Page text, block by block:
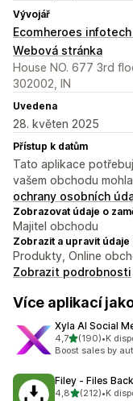
Vývojář
Ecomheroes infotech
Webová stránka
House NO. 677 3rd
302002, IN
Uvedena
28. květen 2025
Přístup k datům
Tato aplikace
vašem obchodu
ochrany osobních
Zobrazovat údaje o
Majitel obchodu
Zobrazit a upravit
Produkty, Online
Zobrazit podrobnosti
Více aplikací
Xyla AI Social
4,7z 5 hvězd
(190)
Celkový počet
•K
Boost sales by
Filey ‑ Files
4,8z 5 hvězd
(212)
Celkový počet
•K